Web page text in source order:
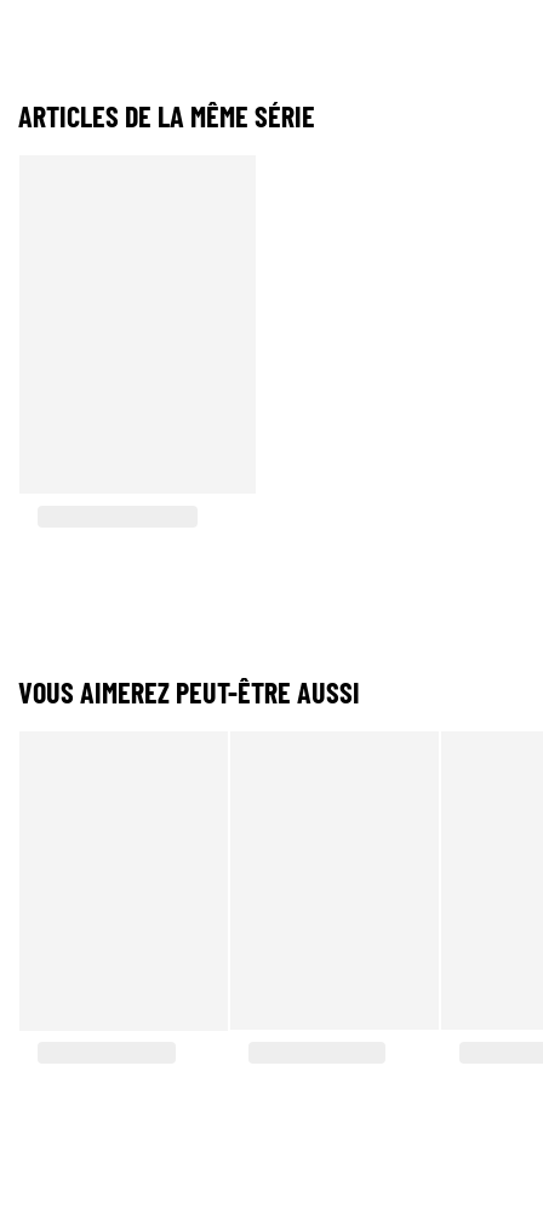
ARTICLES DE LA MÊME SÉRIE
VOUS AIMEREZ PEUT-ÊTRE AUSSI